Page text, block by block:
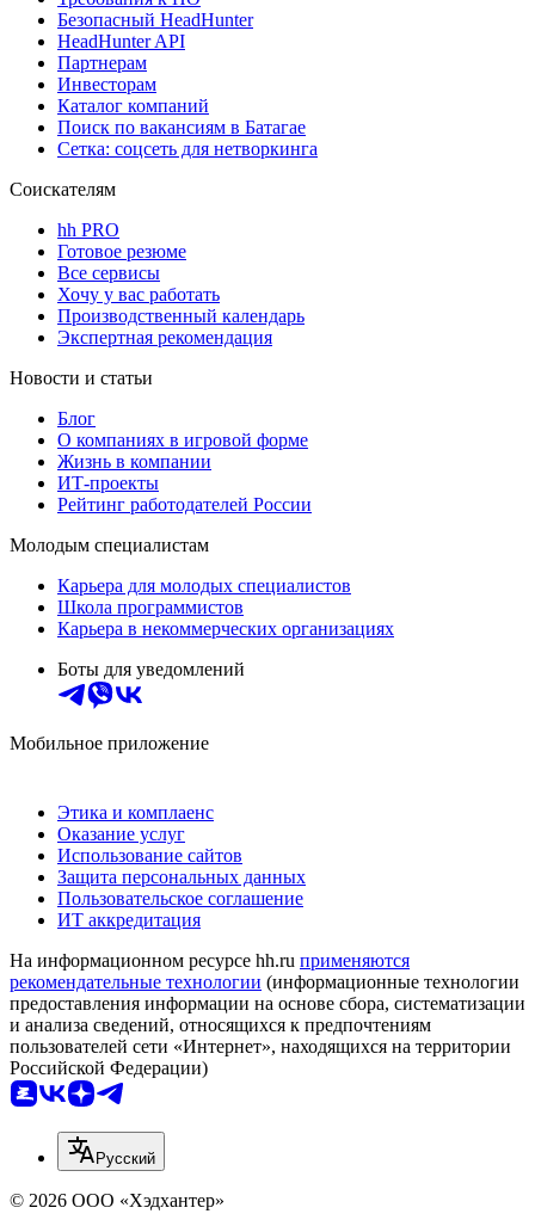
Безопасный HeadHunter
HeadHunter API
Партнерам
Инвесторам
Каталог компаний
Поиск по вакансиям в Батагае
Сетка: соцсеть для нетворкинга
Соискателям
hh PRO
Готовое резюме
Все сервисы
Хочу у вас работать
Производственный календарь
Экспертная рекомендация
Новости и статьи
Блог
О компаниях в игровой форме
Жизнь в компании
ИТ-проекты
Рейтинг работодателей России
Молодым специалистам
Карьера для молодых специалистов
Школа программистов
Карьера в некоммерческих организациях
Боты для уведомлений
Мобильное приложение
Этика и комплаенс
Оказание услуг
Использование сайтов
Защита персональных данных
Пользовательское соглашение
ИТ аккредитация
На информационном ресурсе hh.ru применяются
рекомендательные технологии (информационные технологии
предоставления информации на основе сбора, систематизации
и анализа сведений, относящихся к предпочтениям
пользователей сети «Интернет», находящихся на территории
Российской Федерации)
Русский
© 2026 ООО «Хэдхантер»